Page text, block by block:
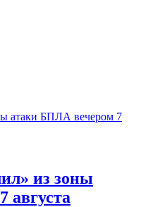
из зоны
августа